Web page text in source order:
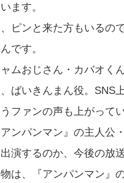
ます。
ンと来た方もいるの
です。
ムおじさん・カバオく
ばいきんまん役。SNS
ファンの声も上がってい
ンパンマン』の主人公
演するのか、今後の放
は、『アンパンマン』